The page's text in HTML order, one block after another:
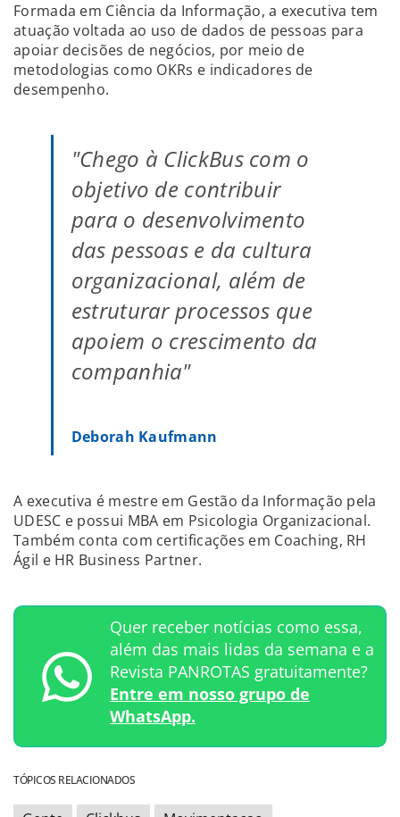
Formada em Ciência da Informação, a executiva tem
atuação voltada ao uso de dados de pessoas para
apoiar decisões de negócios, por meio de
metodologias como OKRs e indicadores de
desempenho.
"Chego à ClickBus com o
objetivo de contribuir
para o desenvolvimento
das pessoas e da cultura
organizacional, além de
estruturar processos que
apoiem o crescimento da
companhia"
Deborah Kaufmann
A executiva é mestre em Gestão da Informação pela
UDESC e possui MBA em Psicologia Organizacional.
Também conta com certificações em Coaching, RH
Ágil e HR Business Partner.
Quer receber notícias como essa,
além das mais lidas da semana e a
Revista PANROTAS gratuitamente?
Entre em nosso grupo de
WhatsApp.
TÓPICOS RELACIONADOS